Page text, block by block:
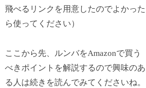
飛べるリンクを用意したのでよかった
ら使ってください）
ここから先、ルンバをAmazonで買う
べきポイントを解説するので興味のあ
る人は続きを読んでみてくださいね。